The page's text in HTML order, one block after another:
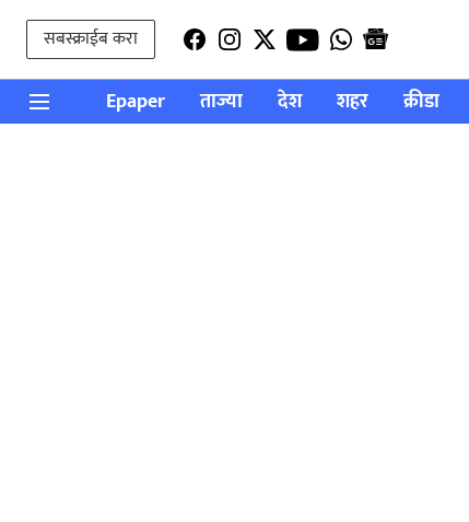
सबस्क्राईब करा
Epaper ताज्या देश शहर क्रीडा